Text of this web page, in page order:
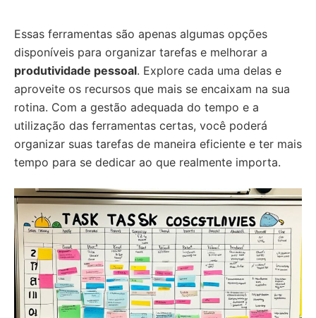
Essas ferramentas são apenas algumas opções
disponíveis para organizar tarefas e melhorar a
produtividade pessoal. Explore cada uma delas e
aproveite os recursos que mais se encaixam na sua
rotina. Com a gestão adequada do tempo e a
utilização das ferramentas certas, você poderá
organizar suas tarefas de maneira eficiente e ter mais
tempo para se dedicar ao que realmente importa.